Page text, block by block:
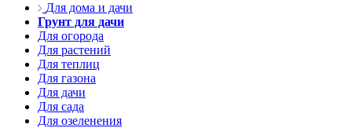
Для дома и дачи
Грунт для дачи
Для огорода
Для растений
Для теплиц
Для газона
Для дачи
Для сада
Для озеленения